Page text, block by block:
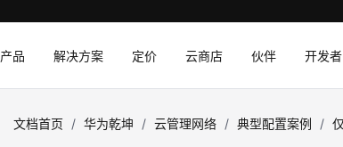
产品 解决方案 定价 云商店 伙伴 开发者
文档首页 / 华为乾坤 / 云管理网络 / 典型配置案例 /